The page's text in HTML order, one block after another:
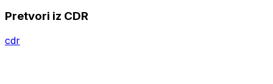
Pretvori iz CDR
cdr